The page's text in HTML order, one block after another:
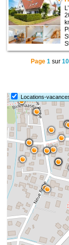
Page 1 sur
Locations-